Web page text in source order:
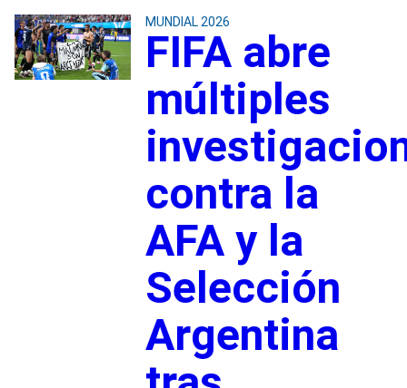
MUNDIAL 2026
FIFA abre
múltiples
contra la
AFA y la
Selección
Argentina